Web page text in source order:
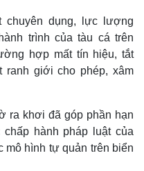
chuyên dụng, lực lượng
trình của tàu cá trên
hợp mất tín hiệu, tắt
giới cho phép, xâm
ra khơi đã góp phần hạn
hành pháp luật của
mô hình tự quản trên biển